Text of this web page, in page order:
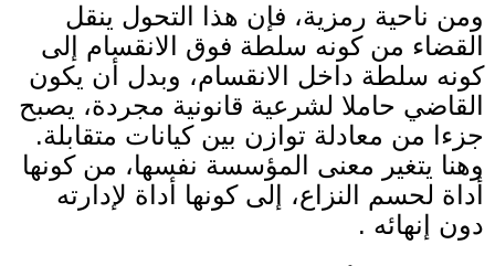
ومن ناحية رمزية، فإن هذا التحول ينقل
القضاء من كونه سلطة فوق الانقسام إلى
كونه سلطة داخل الانقسام، وبدل أن يكون
القاضي حاملا لشرعية قانونية مجردة، يصبح
جزءا من معادلة توازن بين كيانات متقابلة.
وهنا يتغير معنى المؤسسة نفسها، من كونها
أداة لحسم النزاع، إلى كونها أداة لإدارته
دون إنهائه .